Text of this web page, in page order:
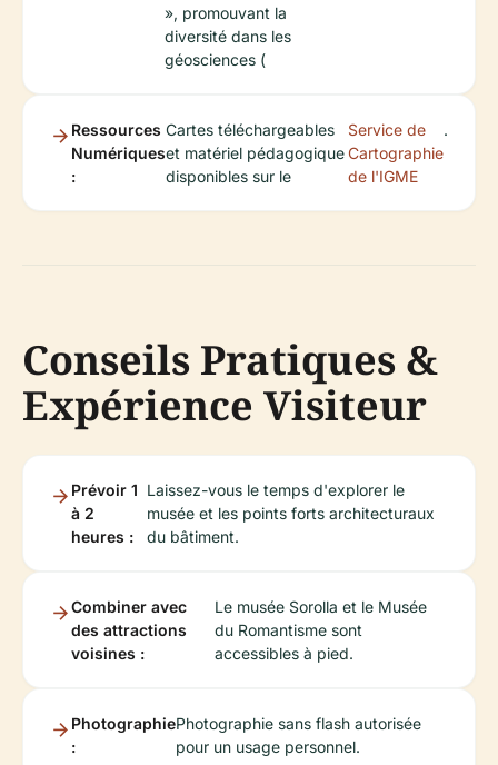
», promouvant la
diversité dans les
géosciences (
Ressources
Numériques
:
Cartes téléchargeables
et matériel pédagogique
disponibles sur le
Service de
Cartographie
de l'IGME
.
Conseils Pratiques &
Expérience Visiteur
Prévoir 1
à 2
heures :
Laissez-vous le temps d'explorer le
musée et les points forts architecturaux
du bâtiment.
Combiner avec
des attractions
voisines :
Le musée Sorolla et le Musée
du Romantisme sont
accessibles à pied.
Photographie
:
Photographie sans flash autorisée
pour un usage personnel.